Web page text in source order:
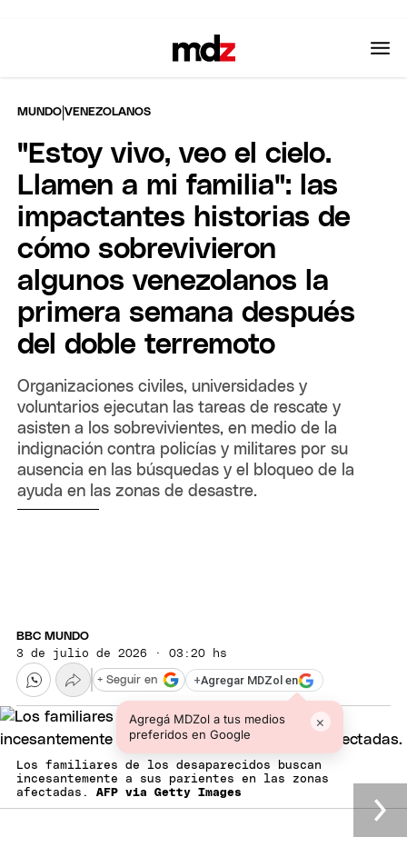
MUNDO |VENEZOLANOS
"Estoy vivo, veo el cielo.
Llamen a mi familia": las
impactantes historias de
cómo sobrevivieron
algunos venezolanos la
primera semana después
del doble terremoto
Organizaciones civiles, universidades y
voluntarios ejecutan las tareas de rescate y
asisten a los sobrevivientes, en medio de la
indignación contra policías y militares por su
ausencia en las búsquedas y el bloqueo de la
ayuda en las zonas de desastre.
BBC MUNDO
3 de julio de 2026 · 03:20 hs
+Agregar MDZol en
Agregá MDZol a tus medios
preferidos en Google
×
+ Seguir en
Los familiares de los desaparecidos buscan
incesantemente a sus parientes en las zonas
afectadas. AFP via Getty Images